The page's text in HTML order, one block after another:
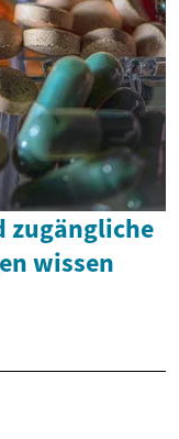
zugängliche
wissen